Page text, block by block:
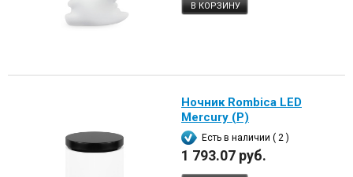
В КОРЗИНУ
Ночник Rombica LED
Mercury (Р)
Есть в наличии ( 2 )
1 793.07 руб.